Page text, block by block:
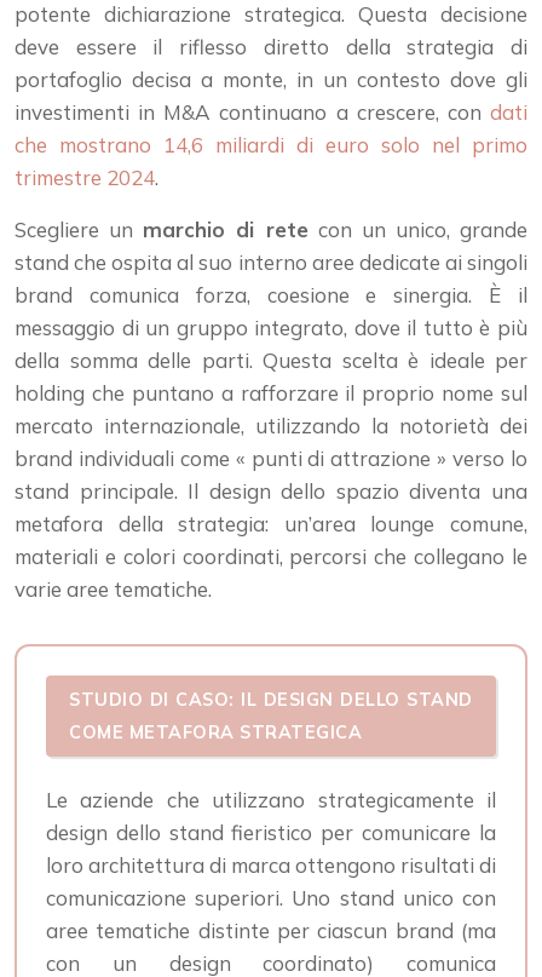
potente dichiarazione strategica. Questa decisione
deve essere il riflesso diretto della strategia di
portafoglio decisa a monte, in un contesto dove gli
investimenti in M&A continuano a crescere, con dati
che mostrano 14,6 miliardi di euro solo nel primo
trimestre 2024.
Scegliere un marchio di rete con un unico, grande
stand che ospita al suo interno aree dedicate ai singoli
brand comunica forza, coesione e sinergia. È il
messaggio di un gruppo integrato, dove il tutto è più
della somma delle parti. Questa scelta è ideale per
holding che puntano a rafforzare il proprio nome sul
mercato internazionale, utilizzando la notorietà dei
brand individuali come « punti di attrazione » verso lo
stand principale. Il design dello spazio diventa una
metafora della strategia: un’area lounge comune,
materiali e colori coordinati, percorsi che collegano le
varie aree tematiche.
STUDIO DI CASO: IL DESIGN DELLO STAND
COME METAFORA STRATEGICA
Le aziende che utilizzano strategicamente il
design dello stand fieristico per comunicare la
loro architettura di marca ottengono risultati di
comunicazione superiori. Uno stand unico con
aree tematiche distinte per ciascun brand (ma
con un design coordinato) comunica